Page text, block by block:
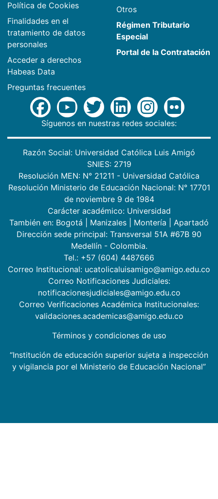
Política de Cookies
Finalidades en el
tratamiento de datos
personales
Acceder a derechos
Habeas Data
Preguntas frecuentes
Otros
Régimen Tributario
Especial
Portal de la Contratación
Síguenos en nuestras redes sociales:
Razón Social: Universidad Católica Luis Amigó
SNIES: 2719
Resolución MEN: N° 21211 - Universidad Católica
Resolución Ministerio de Educación Nacional: N° 17701
de noviembre 9 de 1984
Carácter académico: Universidad
También en: Bogotá Manizales Montería
Apartadó
Dirección sede principal: Transversal 51A #67B 90
Medellín - Colombia.
Tel.: +57 (604) 4487666
Correo Institucional: ucatolicaluisamigo@amigo.edu.co
Correo Notificaciones Judiciales:
notificacionesjudiciales@amigo.edu.co
Correo Verificaciones Académica Institucionales:
validaciones.academicas@amigo.edu.co
Términos y condiciones de uso
“Institución de educación superior sujeta a inspección
y vigilancia por el Ministerio de Educación Nacional”